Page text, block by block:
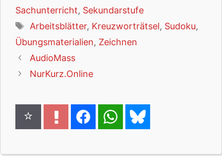
Sachunterricht, Sekundarstufe
Schlagwörter
Arbeitsblätter, Kreuzworträtsel, Sudoku,
Übungsmaterialien, Zeichnen
AudioMass
NurKurz.Online